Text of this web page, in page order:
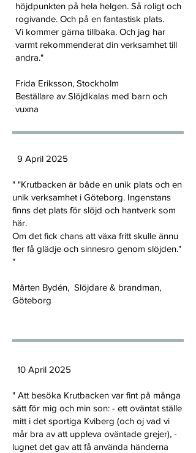
höjdpunkten på hela helgen. Så roligt och
rogivande. Och på en fantastisk plats.
Vi kommer gärna tillbaka. Och jag har
varmt rekommenderat din verksamhet till
andra."
Frida Eriksson, Stockholm
Beställare av Slöjdkalas med barn och
vuxna
9 April 2025
" "Krutbacken är både en unik plats och en
unik verksamhet i Göteborg. Ingenstans
finns det plats för slöjd och hantverk som
här.
Om det fick chans att växa fritt skulle ännu
fler få glädje och sinnesro genom slöjden."
"
Mårten Bydén, Slöjdare & brandman,
Göteborg
10 April 2025
" Att besöka Krutbacken var fint på många
sätt för mig och min son: - ett oväntat ställe
mitt i det sportiga Kviberg (och oj vad vi
mår bra av att uppleva oväntade grejer), -
lugnet det gav att få använda händerna